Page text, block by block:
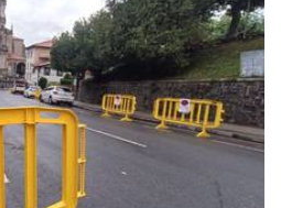
da Donostiako Klasikoa